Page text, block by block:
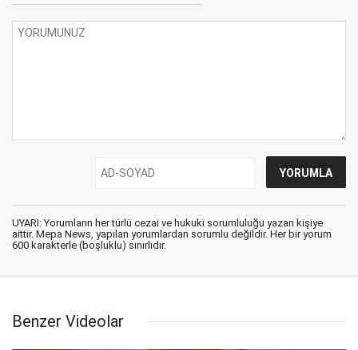
UYARI: Yorumların her türlü cezai ve hukuki sorumluluğu yazan kişiye
aittir. Mepa News, yapılan yorumlardan sorumlu değildir. Her bir yorum
600 karakterle (boşluklu) sınırlıdır.
Benzer Videolar